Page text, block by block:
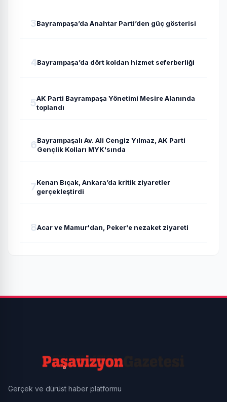
3Bayrampaşa’da Anahtar Parti’den güç gösterisi
4Bayrampaşa’da dört koldan hizmet seferberliği
5AK Parti Bayrampaşa Yönetimi Mesire Alanında
toplandı
6Bayrampaşalı Av. Ali Cengiz Yılmaz, AK Parti
Gençlik Kolları MYK'sında
7Kenan Bıçak, Ankara’da kritik ziyaretler
gerçekleştirdi
8Acar ve Mamur'dan, Peker'e nezaket ziyareti
Gerçek ve dürüst haber platformu